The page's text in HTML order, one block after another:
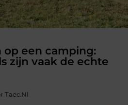
op een camping:
zijn vaak de echte
Taec.nl